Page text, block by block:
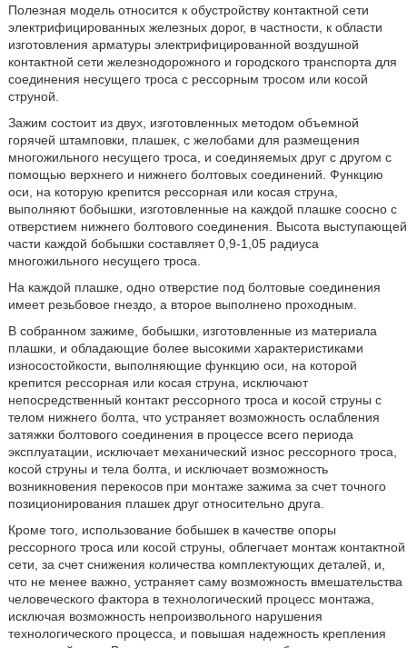
Полезная модель относится к обустройству контактной сети
электрифицированных железных дорог, в частности, к области
изготовления арматуры электрифицированной воздушной
контактной сети железнодорожного и городского транспорта для
соединения несущего троса с рессорным тросом или косой
струной.
Зажим состоит из двух, изготовленных методом объемной
горячей штамповки, плашек, с желобами для размещения
многожильного несущего троса, и соединяемых друг с другом с
помощью верхнего и нижнего болтовых соединений. Функцию
оси, на которую крепится рессорная или косая струна,
выполняют бобышки, изготовленные на каждой плашке соосно с
отверстием нижнего болтового соединения. Высота выступающей
части каждой бобышки составляет 0,9-1,05 радиуса
многожильного несущего троса.
На каждой плашке, одно отверстие под болтовые соединения
имеет резьбовое гнездо, а второе выполнено проходным.
В собранном зажиме, бобышки, изготовленные из материала
плашки, и обладающие более высокими характеристиками
износостойкости, выполняющие функцию оси, на которой
крепится рессорная или косая струна, исключают
непосредственный контакт рессорного троса и косой струны с
телом нижнего болта, что устраняет возможность ослабления
затяжки болтового соединения в процессе всего периода
эксплуатации, исключает механический износ рессорного троса,
косой струны и тела болта, и исключает возможность
возникновения перекосов при монтаже зажима за счет точного
позиционирования плашек друг относительно друга.
Кроме того, использование бобышек в качестве опоры
рессорного троса или косой струны, облегчает монтаж контактной
сети, за счет снижения количества комплектующих деталей, и,
что не менее важно, устраняет саму возможность вмешательства
человеческого фактора в технологический процесс монтажа,
исключая возможность непроизвольного нарушения
технологического процесса, и повышая надежность крепления